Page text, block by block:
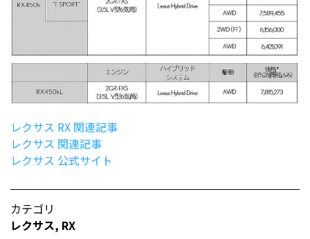
レクサス RX 関連記事
レクサス 関連記事
レクサス 公式サイト
カテゴリ
レクサス, RX